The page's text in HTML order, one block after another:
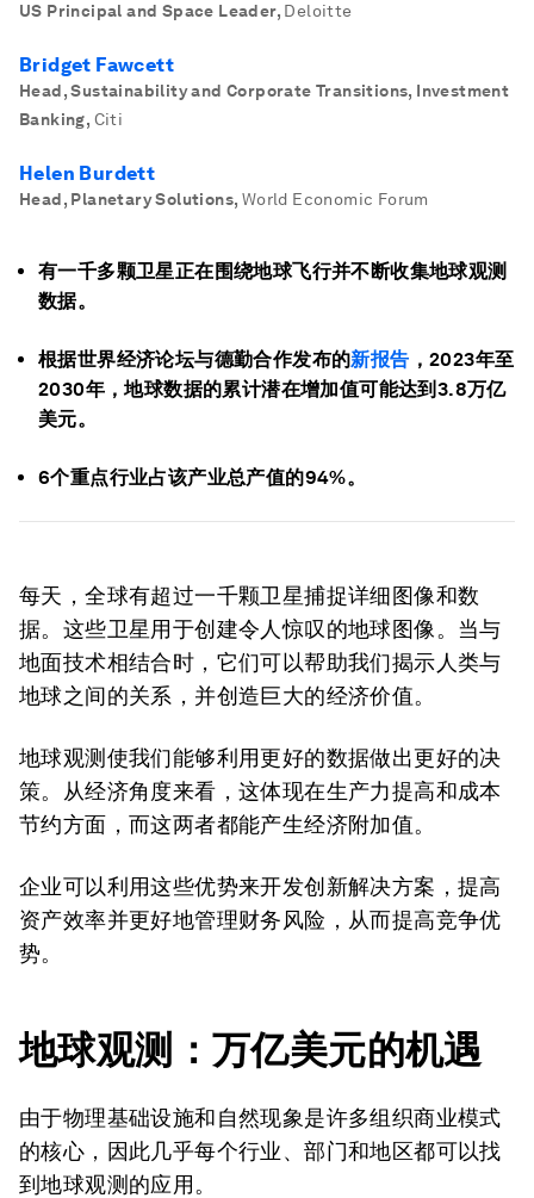
US Principal and Space Leader, Deloitte
Bridget Fawcett
Head, Sustainability and Corporate Transitions, Investment
Banking, Citi
Helen Burdett
Head, Planetary Solutions, World Economic Forum
有一千多颗卫星正在围绕地球飞行并不断收集地球观测
数据。
根据世界经济论坛与德勤合作发布的新报告 ，2023年至
2030年，地球数据的累计潜在增加值可能达到3.8万亿
美元。
6个重点行业占该产业总产值的94%。
每天，全球有超过一千颗卫星捕捉详细图像和数
据。这些卫星用于创建令人惊叹的地球图像。当与
地面技术相结合时，它们可以帮助我们揭示人类与
地球之间的关系，并创造巨大的经济价值。
地球观测使我们能够利用更好的数据做出更好的决
策。从经济角度来看，这体现在生产力提高和成本
节约方面，而这两者都能产生经济附加值。
企业可以利用这些优势来开发创新解决方案，提高
资产效率并更好地管理财务风险，从而提高竞争优
势。
地球观测：万亿美元的机遇
由于物理基础设施和自然现象是许多组织商业模式
的核心，因此几乎每个行业、部门和地区都可以找
到地球观测的应用。